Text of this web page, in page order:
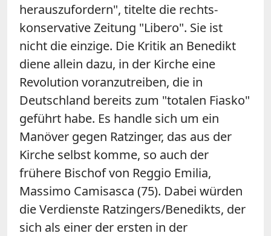
herauszufordern", titelte die rechts-
konservative Zeitung "Libero". Sie ist
nicht die einzige. Die Kritik an Benedikt
diene allein dazu, in der Kirche eine
Revolution voranzutreiben, die in
Deutschland bereits zum "totalen Fiasko"
geführt habe. Es handle sich um ein
Manöver gegen Ratzinger, das aus der
Kirche selbst komme, so auch der
frühere Bischof von Reggio Emilia,
Massimo Camisasca (75). Dabei würden
die Verdienste Ratzingers/Benedikts, der
sich als einer der ersten in der